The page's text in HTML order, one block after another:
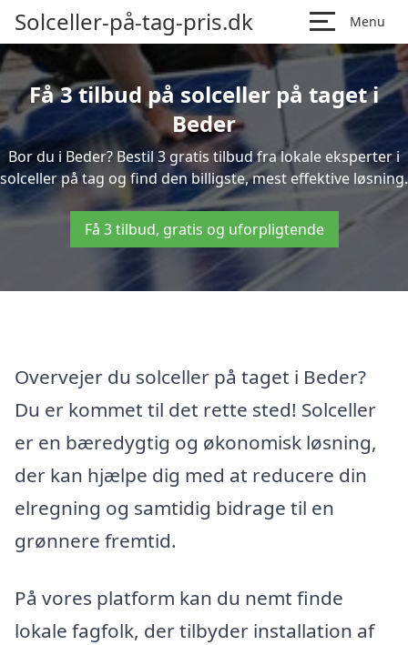
Solceller-på-tag-pris.dk Menu
Få 3 tilbud på solceller på taget i
Beder
Bor du i Beder? Bestil 3 gratis tilbud fra lokale eksperter i
solceller på tag og find den billigste, mest effektive løsning.
Få 3 tilbud, gratis og uforpligtende
Overvejer du solceller på taget i Beder?
Du er kommet til det rette sted! Solceller
er en bæredygtig og økonomisk løsning,
der kan hjælpe dig med at reducere din
elregning og samtidig bidrage til en
grønnere fremtid.
På vores platform kan du nemt finde
lokale fagfolk, der tilbyder installation af